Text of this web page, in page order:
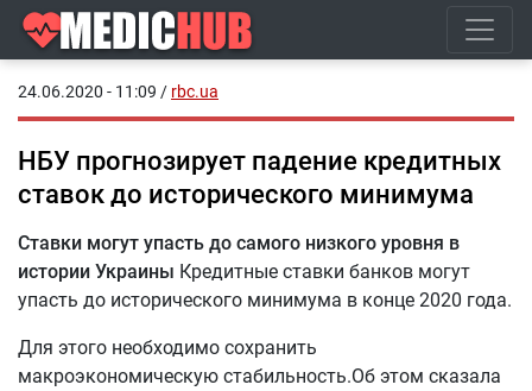
24.06.2020 - 11:09 / rbc.ua
НБУ прогнозирует падение кредитных
ставок до исторического минимума
Ставки могут упасть до самого низкого уровня в
истории Украины Кредитные ставки банков могут
упасть до исторического минимума в конце 2020 года.
Для этого необходимо сохранить
макроэкономическую стабильность.Об этом сказала